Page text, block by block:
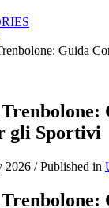
Guida
gli Sportivi
2026 /Published in